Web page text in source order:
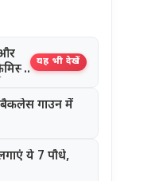
यह भी देखें
बैकलेस गाउन में
ये 7 पौधे,